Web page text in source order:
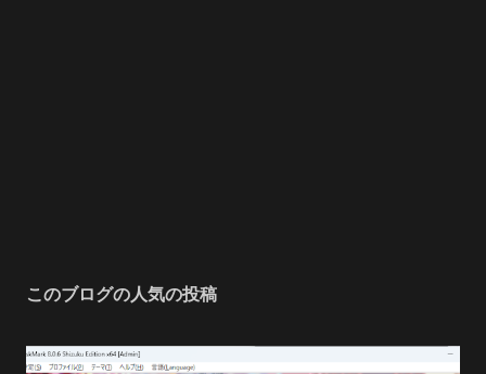
このブログの人気の投稿